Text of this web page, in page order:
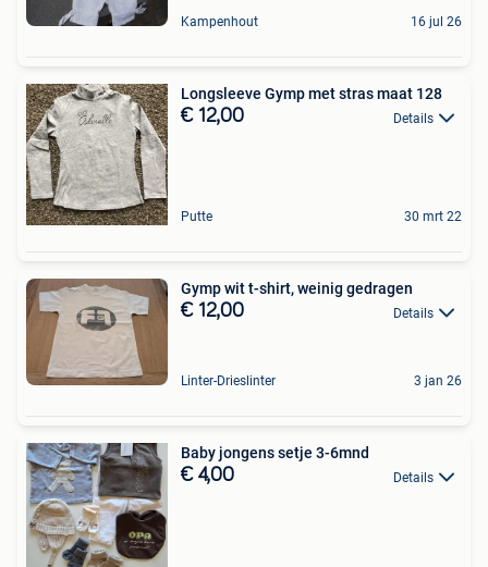
Kampenhout 16 jul 26
Longsleeve Gymp met stras maat 128
€ 12,00 Details
Putte 30 mrt 22
Gymp wit t-shirt, weinig gedragen
€ 12,00 Details
Linter-Drieslinter 3 jan 26
Baby jongens setje 3-6mnd
€ 4,00 Details